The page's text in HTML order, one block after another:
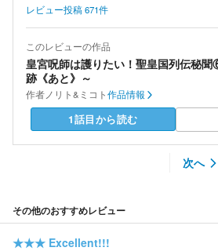
レビュー投稿671件
このレビューの作品
皇宮呪師は護りたい！聖皇国列伝秘
跡《あと》～
作者 ノリト&ミコト作品情報
1話目から読む
次へ
その他のおすすめレビュー
★★★ Excellent!!!